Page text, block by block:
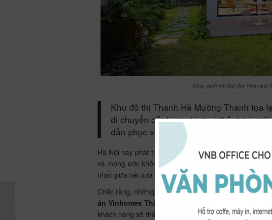
Sống xanh với biệt thự Vinhomes
Khu đô thị Thanh Hà Mường Thanh tọa
di chuyển dễ dàng chính vì thế dự án
dẫn phục vụ cư dân sinh sống tại đây.
Hà Nội nay phát triển hơn, hiện đại và cũng nhộn
và mong ước không gian yên tĩnh trước kia, vì thế
nhất giữa nét xưa và nay để tạo nên một Hà Nội tuyệt
Chắc rằng, những người yêu Hà Nội sẽ tìm lại được
án Vinhomes Thăng Long
. Mỗi buổi sáng hay
khách hàng sẽ thấy được rằng chủ đầu tư đã nghiên